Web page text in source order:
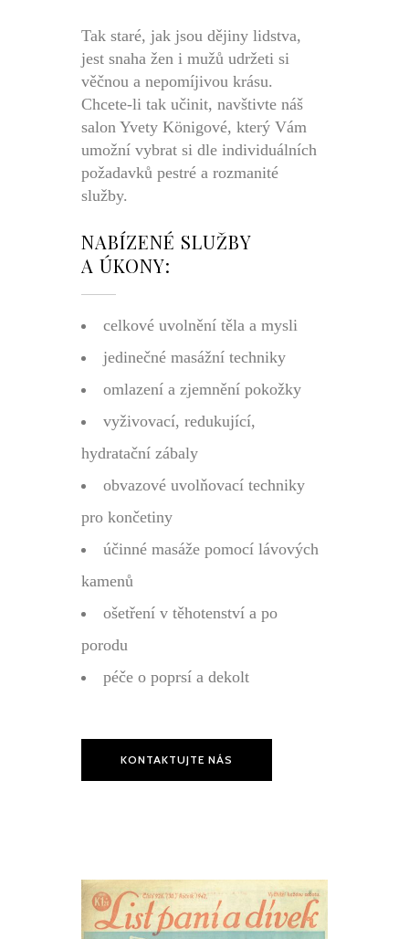
Tak staré, jak jsou dějiny lidstva,
jest snaha žen i mužů udržeti si
věčnou a nepomíjivou krásu.
Chcete-li tak učinit, navštivte náš
salon Yvety Königové, který Vám
umožní vybrat si dle individuálních
požadavků pestré a rozmanité
služby.
NABÍZENÉ SLUŽBY
A ÚKONY:
celkové uvolnění těla a mysli
jedinečné masážní techniky
omlazení a zjemnění pokožky
vyživovací, redukující,
hydratační zábaly
obvazové uvolňovací techniky
pro končetiny
účinné masáže pomocí lávových
kamenů
ošetření v těhotenství a po
porodu
péče o poprsí a dekolt
KONTAKTUJTE NÁS